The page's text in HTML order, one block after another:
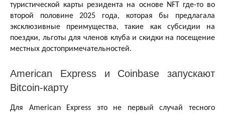
туристической карты резидента на основе NFT где-то во
второй половине 2025 года, которая бы предлагала
эксклюзивные преимущества, такие как субсидии на
поездки, льготы для членов клуба и скидки на посещение
местных достопримечательностей.
American Express и Coinbase запускают
Bitcoin-карту
Для American Express это не первый случай тесного